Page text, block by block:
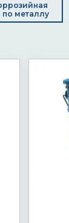
по металлу